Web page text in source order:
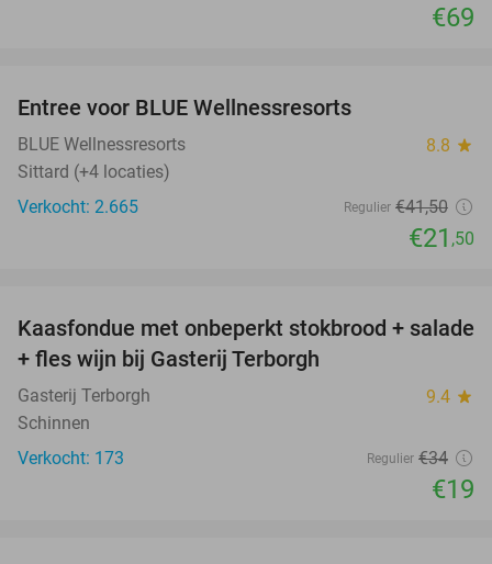
€69
Entree voor BLUE Wellnessresorts
BLUE Wellnessresorts 8.8 star
Sittard (+4 locaties)
Verkocht: 2.665
Regulier €41,50
€21 ,50
44%
Kaasfondue met onbeperkt stokbrood + salade
+ fles wijn bij Gasterij Terborgh
Gasterij Terborgh 9.4 star
Schinnen
Verkocht: 173
Regulier €34
€19